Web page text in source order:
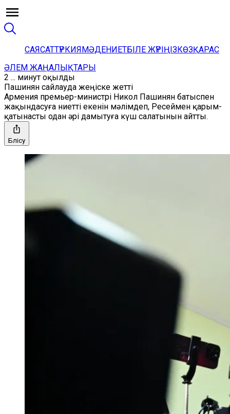
САЯСАТТҮРКИЯМӘДЕНИЕТБІЛЕ ЖҮРІҢІЗКӨЗҚАРАС
ӘЛЕМ ЖАҢАЛЫҚТАРЫ
2 ... минут оқылды
Пашинян сайлауда жеңіске жетті
Армения премьер-министрі Никол Пашинян батыспен
жақындасуға ниетті екенін мәлімдеп, Ресеймен қарым-
қатынасты одан әрі дамытуға күш салатынын айтты.
Бөлісу